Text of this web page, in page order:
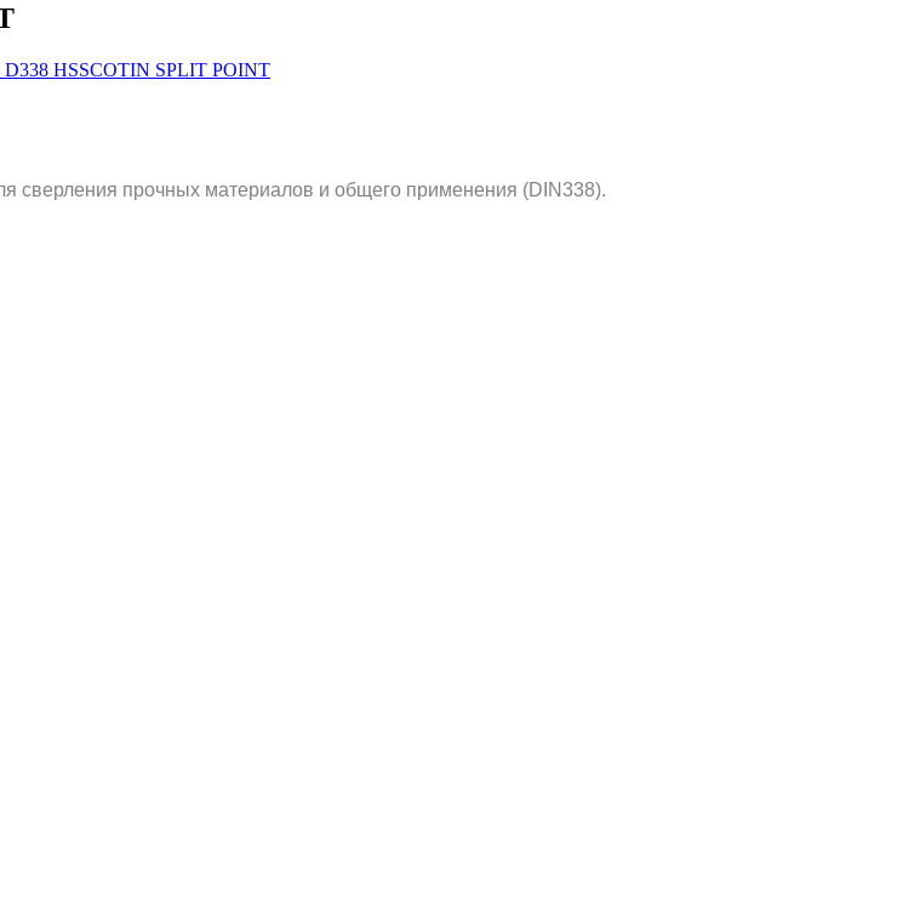
сверления прочных материалов и общего применения (DIN338).